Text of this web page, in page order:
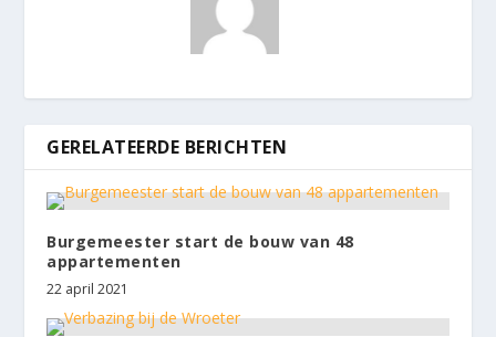
GERELATEERDE BERICHTEN
Burgemeester start de bouw van 48
appartementen
22 april 2021